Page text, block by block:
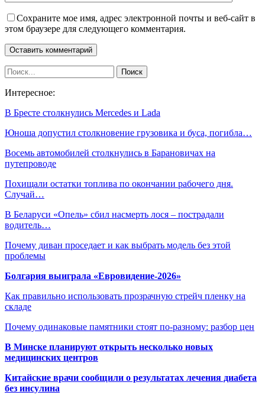
Сохраните мое имя, адрес электронной почты и веб-сайт в
этом браузере для следующего комментария.
Интересное:
В Бресте столкнулись Mercedes и Lada
Юноша допустил столкновение грузовика и буса, погибла…
Восемь автомобилей столкнулись в Барановичах на
путепроводе
Похищали остатки топлива по окончании рабочего дня.
Случай…
В Беларуси «Опель» сбил насмерть лося – пострадали
водитель…
Почему диван проседает и как выбрать модель без этой
проблемы
Болгария выиграла «Евровидение-2026»
Как правильно использовать прозрачную стрейч пленку на
складе
Почему одинаковые памятники стоят по-разному: разбор цен
В Минске планируют открыть несколько новых
медицинских центров
Китайские врачи сообщили о результатах лечения диабета
без инсулина